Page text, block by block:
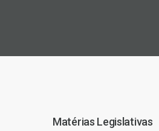
Matérias Legislativas